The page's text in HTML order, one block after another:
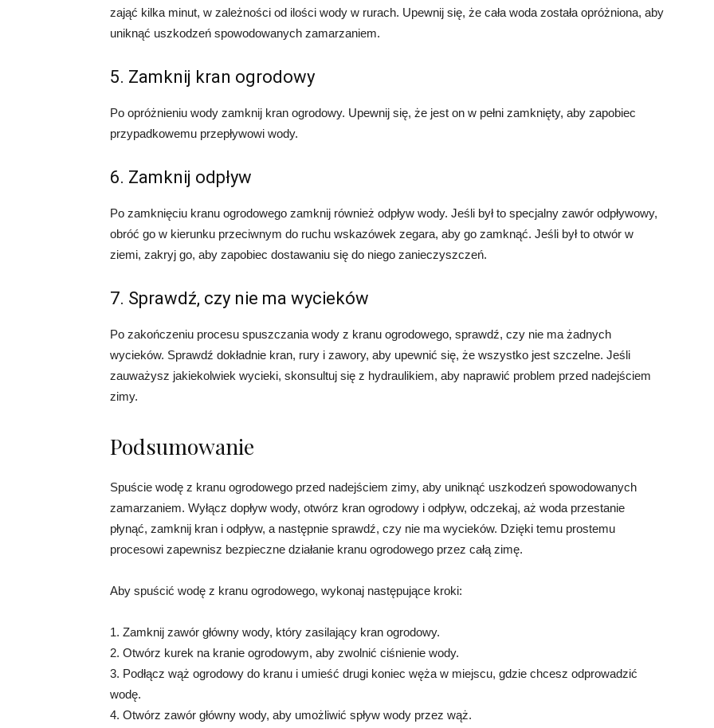
zająć kilka minut, w zależności od ilości wody w rurach. Upewnij się, że cała woda została opróżniona, aby
uniknąć uszkodzeń spowodowanych zamarzaniem.
5. Zamknij kran ogrodowy
Po opróżnieniu wody zamknij kran ogrodowy. Upewnij się, że jest on w pełni zamknięty, aby zapobiec
przypadkowemu przepływowi wody.
6. Zamknij odpływ
Po zamknięciu kranu ogrodowego zamknij również odpływ wody. Jeśli był to specjalny zawór odpływowy,
obróć go w kierunku przeciwnym do ruchu wskazówek zegara, aby go zamknąć. Jeśli był to otwór w
ziemi, zakryj go, aby zapobiec dostawaniu się do niego zanieczyszczeń.
7. Sprawdź, czy nie ma wycieków
Po zakończeniu procesu spuszczania wody z kranu ogrodowego, sprawdź, czy nie ma żadnych
wycieków. Sprawdź dokładnie kran, rury i zawory, aby upewnić się, że wszystko jest szczelne. Jeśli
zauważysz jakiekolwiek wycieki, skonsultuj się z hydraulikiem, aby naprawić problem przed nadejściem
zimy.
Podsumowanie
Spuście wodę z kranu ogrodowego przed nadejściem zimy, aby uniknąć uszkodzeń spowodowanych
zamarzaniem. Wyłącz dopływ wody, otwórz kran ogrodowy i odpływ, odczekaj, aż woda przestanie
płynąć, zamknij kran i odpływ, a następnie sprawdź, czy nie ma wycieków. Dzięki temu prostemu
procesowi zapewnisz bezpieczne działanie kranu ogrodowego przez całą zimę.
Aby spuścić wodę z kranu ogrodowego, wykonaj następujące kroki:
1. Zamknij zawór główny wody, który zasilający kran ogrodowy.
2. Otwórz kurek na kranie ogrodowym, aby zwolnić ciśnienie wody.
3. Podłącz wąż ogrodowy do kranu i umieść drugi koniec węża w miejscu, gdzie chcesz odprowadzić
wodę.
4. Otwórz zawór główny wody, aby umożliwić spływ wody przez wąż.